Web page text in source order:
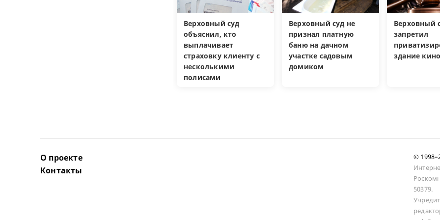
Верховный суд
объяснил, кто
выплачивает
страховку клиенту с
несколькими
полисами
Верховный суд не
признал платную
баню на дачном
участке садовым
домиком
Верховный
запретил
здание
О проекте
Контакты
©
50379.